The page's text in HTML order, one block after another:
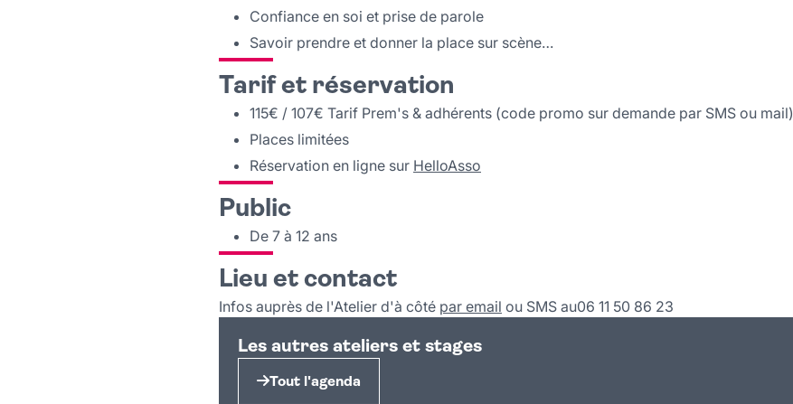
Confiance en soi et prise de parole
Savoir prendre et donner la place sur scène…
Tarif et réservation
115€ / 107€ Tarif Prem's & adhérents (code promo sur demande par SMS ou mail)
Places limitées
Réservation en ligne sur HelloAsso
Public
De 7 à 12 ans
Lieu et contact
Infos auprès de l'Atelier d'à côté par email ou SMS au06 11 50 86 23
Les autres ateliers et stages
Tout l'agenda